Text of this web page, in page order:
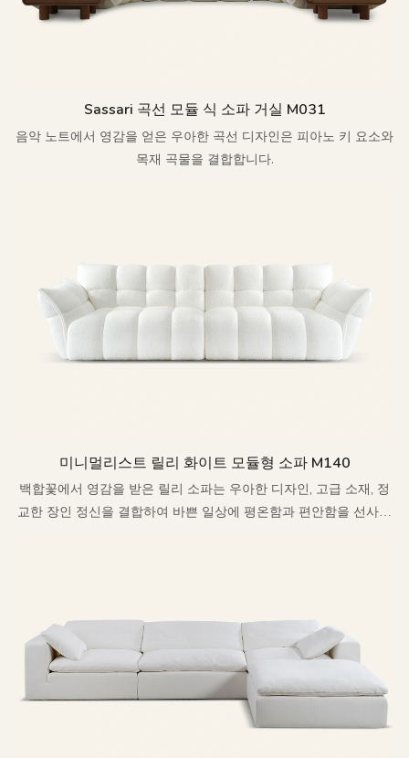
Sassari 곡선 모듈 식 소파 거실 M031
음악 노트에서 영감을 얻은 우아한 곡선 디자인은 피아노 키 요소와
목재 곡물을 결합합니다.
미니멀리스트 릴리 화이트 모듈형 소파 M140
백합꽃에서 영감을 받은 릴리 소파는 우아한 디자인, 고급 소재, 정
교한 장인 정신을 결합하여 바쁜 일상에 평온함과 편안함을 선사하